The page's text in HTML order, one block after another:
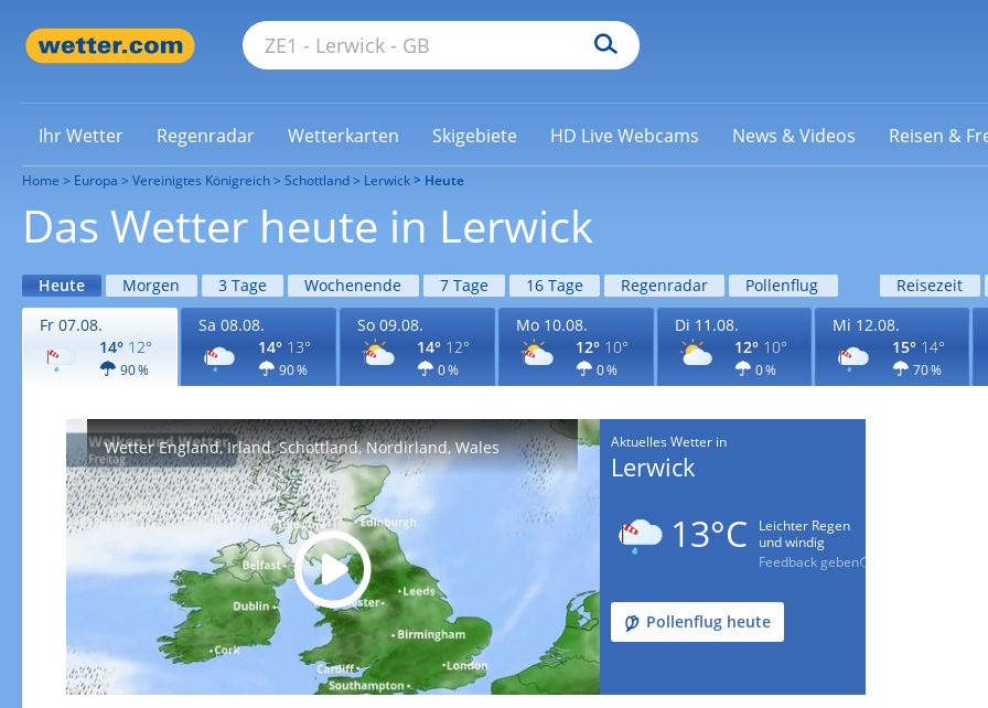
Ihr Wetter Regenradar Wetterkarten Skigebiete HD Live Webcams News & Videos Reisen &
Home Europa Vereinigtes Königreich Schottland Lerwick Heute
Das Wetter heute in Lerwick
Heute Morgen 3 Tage Wochenende 7 Tage 16 Tage Regenradar Pollenflug Reisezeit
Fr 07.08.
14° 12°
90 %
Sa 08.08.
14° 13°
90 %
So 09.08.
14° 12°
0 %
Mo 10.08.
12° 10°
0 %
Di 11.08.
12° 10°
0 %
Mi 12.08.
15° 14°
70 %
Wetter England, Irland, Schottland, Nordirland, Wales Aktuelles Wetter in
Lerwick
13°C
Leichter Regen
und windig
Feedback geben
Pollenflug heute